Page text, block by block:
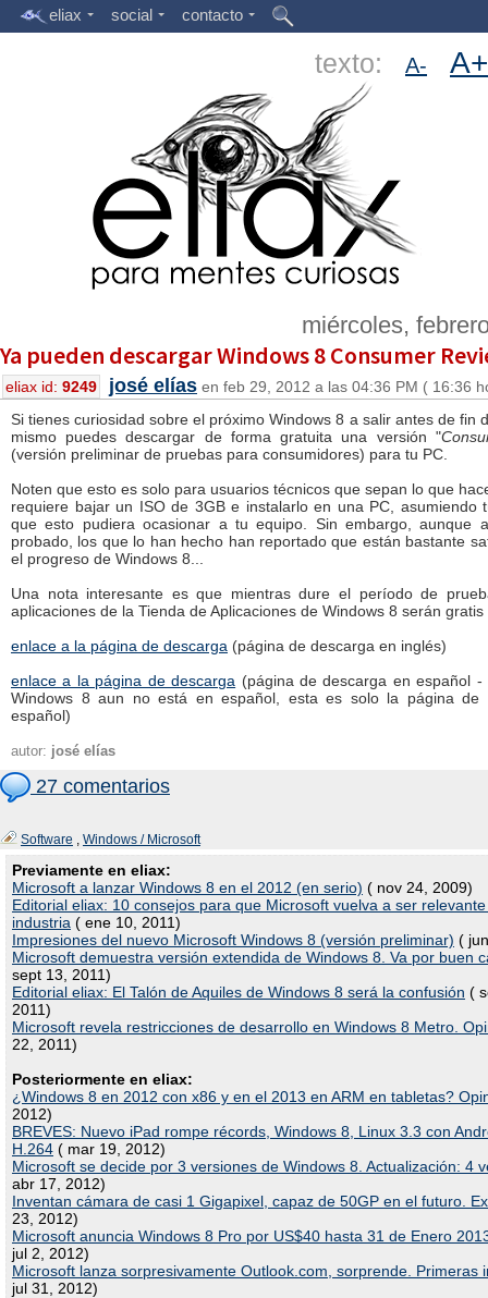
eliax social contacto
texto: A- A+
miércoles,
Ya pueden descargar Windows 8 Consumer
eliax id: 9249 josé elías en feb 29, 2012 a las 04:36 PM ( 16:36
Si tienes curiosidad sobre el próximo Windows 8 a salir antes de fin
mismo puedes descargar de forma gratuita una versión "
(versión preliminar de pruebas para consumidores) para tu PC.
Noten que esto es solo para usuarios técnicos que sepan lo que
requiere bajar un ISO de 3GB e instalarlo en una PC, asumiendo
que esto pudiera ocasionar a tu equipo. Sin embargo, aunque
probado, los que lo han hecho han reportado que están bastante
el progreso de Windows 8...
Una nota interesante es que mientras dure el período de
aplicaciones de la Tienda de Aplicaciones de Windows 8 serán gratis
enlace a la página de descarga (página de descarga en inglés)
enlace a la página de descarga (página de descarga en español
Windows 8 aun no está en español, esta es solo la página de
español)
autor: josé elías
27 comentarios
Software , Windows / Microsoft
Previamente en eliax:
Microsoft a lanzar Windows 8 en el 2012 (en serio) ( nov 24, 2009)
Editorial eliax: 10 consejos para que Microsoft vuelva a ser
industria ( ene 10, 2011)
Impresiones del nuevo Microsoft Windows 8 (versión preliminar) (
Microsoft demuestra versión extendida de Windows 8. Va por buen
sept 13, 2011)
Editorial eliax: El Talón de Aquiles de Windows 8 será la confusión (
2011)
Microsoft revela restricciones de desarrollo en Windows 8 Metro.
22, 2011)
Posteriormente en eliax:
¿Windows 8 en 2012 con x86 y en el 2013 en ARM en tabletas?
2012)
BREVES: Nuevo iPad rompe récords, Windows 8, Linux 3.3 con
H.264 ( mar 19, 2012)
Microsoft se decide por 3 versiones de Windows 8. Actualización: 4
abr 17, 2012)
Inventan cámara de casi 1 Gigapixel, capaz de 50GP en el futuro.
23, 2012)
Microsoft anuncia Windows 8 Pro por US$40 hasta 31 de Enero
jul 2, 2012)
Microsoft lanza sorpresivamente Outlook.com, sorprende. Primeras
jul 31, 2012)